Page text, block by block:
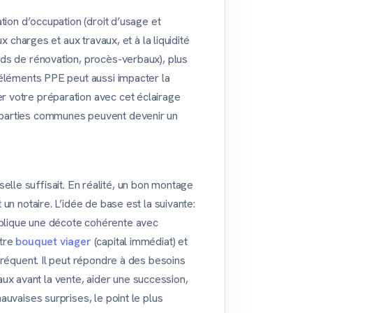
d’occupation (droit d’usage et
charges et aux travaux, et à la liquidité
de rénovation, procès-verbaux), plus
PPE peut aussi impacter la
votre préparation avec cet éclairage
communes peuvent devenir un
suffisait. En réalité, un bon montage
notaire. L’idée de base est la suivante:
une décote cohérente avec
bouquet viager (capital immédiat) et
Il peut répondre à des besoins
avant la vente, aider une succession,
surprises, le point le plus